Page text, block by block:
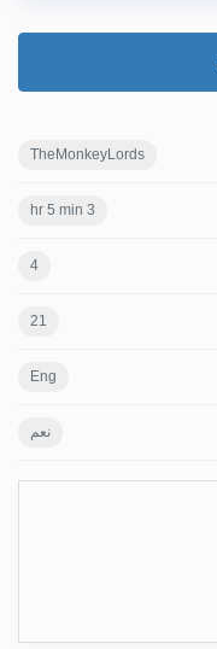
TheMonkeyLords
3 hr 5 min
4
21
Eng
نعم